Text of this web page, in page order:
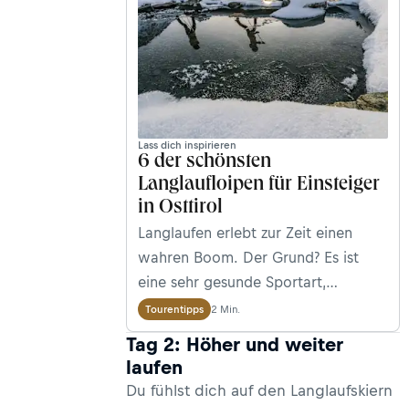
Lass dich inspirieren
6 der schönsten
Langlaufloipen für Einsteiger
in Osttirol
Langlaufen erlebt zur Zeit einen
wahren Boom. Der Grund? Es ist
eine sehr gesunde Sportart,
kostengünstiger als Skifahren und
leicht zu erlernen. Wir zeigen euch
hier sechs der schönsten
Langlaufloipen für Einsteiger in
Tourentipps 2 Min.
Tag 2: Höher und weiter
laufen
Du fühlst dich auf den Langlaufskiern